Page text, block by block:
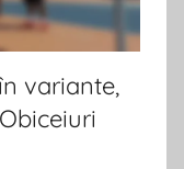
variante,